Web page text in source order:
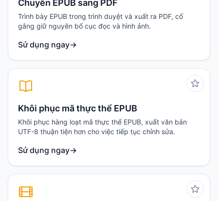
Chuyển EPUB sang PDF
Trình bày EPUB trong trình duyệt và xuất ra PDF, cố
gắng giữ nguyên bố cục đọc và hình ảnh.
Sử dụng ngay→
Khôi phục mã thực thể EPUB
Khôi phục hàng loạt mã thực thể EPUB, xuất văn bản
UTF-8 thuận tiện hơn cho việc tiếp tục chỉnh sửa.
Sử dụng ngay→